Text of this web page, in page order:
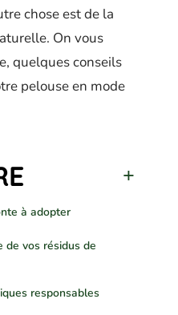
chose est de la
On vous
quelques conseils
pelouse en mode
à adopter
de vos résidus de
responsables